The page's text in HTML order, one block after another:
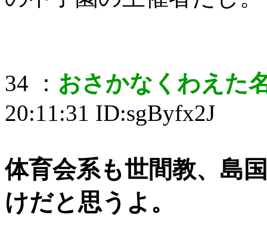
34 ： おさかなくわえた
20:11:31 ID:sgByfx2J
体育会系も世間教、島
けだと思うよ。